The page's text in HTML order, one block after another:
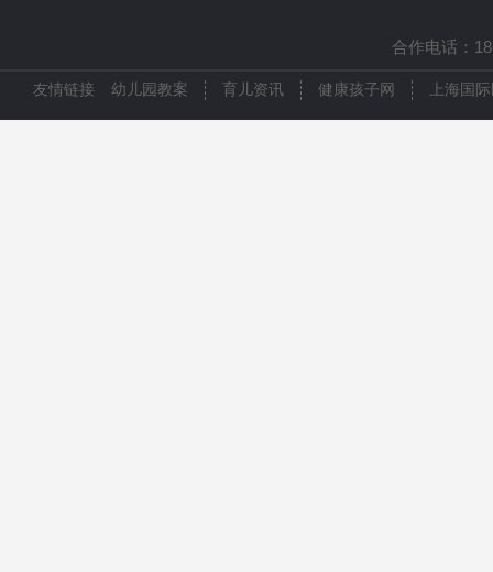
合作电话：
友情链接 幼儿园教案 育儿资讯 健康孩子网 上海国